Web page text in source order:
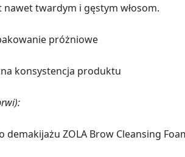
nawet twardym i gęstym włosom.
próżniowe
konsystencja produktu
demakijażu ZOLA Brow Cleansing